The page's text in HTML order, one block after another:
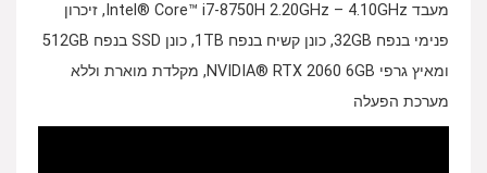
מעבד Intel® Core™ i7-8750H 2.20GHz – 4.10GHz, זיכרון
פנימי בנפח 32GB, כונן קשיח בנפח 1TB, כונן SSD בנפח 512GB
ומאיץ גרפי NVIDIA® RTX 2060 6GB, מקלדת מוארת וללא
מערכת הפעלה